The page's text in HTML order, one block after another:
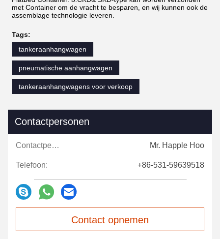
met Container om de vracht te besparen, en wij kunnen ook de
assemblage technologie leveren.
Tags:
tankeraanhangwagen
pneumatische aanhangwagen
tankeraanhangwagens voor verkoop
Contactpersonen
Contactpersonen: Mr. Happle Hoo
Telefoon: +86-531-59639518
Contact opnemen